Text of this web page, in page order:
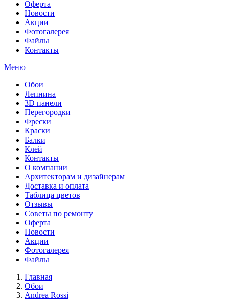
Оферта
Новости
Акции
Фотогалерея
Файлы
Контакты
Меню
Обои
Лепнина
3D панели
Перегородки
Фрески
Краски
Балки
Клей
Контакты
О компании
Архитекторам и дизайнерам
Доставка и оплата
Таблица цветов
Отзывы
Советы по ремонту
Оферта
Новости
Акции
Фотогалерея
Файлы
Главная
Обои
Andrea Rossi